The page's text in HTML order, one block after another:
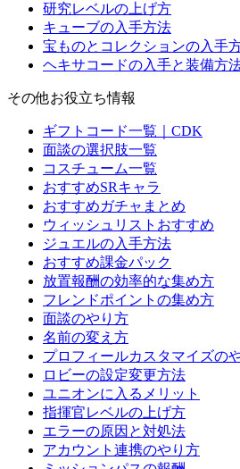
研究レベルの上げ方
キューブの入手方法
宝ものとコレクションの入手
ヘキサコードの入手と装備方
その他お役立ち情報
ギフトコード一覧｜CDK
面談の選択肢一覧
コスチューム一覧
おすすめSRキャラ
おすすめガチャまとめ
ウィッシュリストおすすめ
ジュエルの入手方法
おすすめ課金パック
放置報酬の効率的な集め方
フレンドポイントの集め方
面談のやり方
名前の変え方
プロフィールカスタマイズの
ロビーの設定変更方法
ユニオンに入るメリット
指揮官レベルの上げ方
エラーの原因と対処法
アカウント連携のやり方